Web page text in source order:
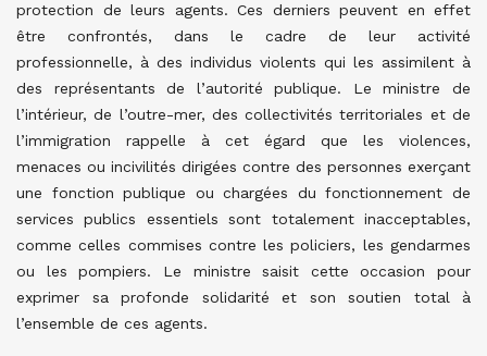
protection de leurs agents. Ces derniers peuvent en effet
être confrontés, dans le cadre de leur activité
professionnelle, à des individus violents qui les assimilent à
des représentants de l’autorité publique. Le ministre de
l’intérieur, de l’outre-mer, des collectivités territoriales et de
l’immigration rappelle à cet égard que les violences,
menaces ou incivilités dirigées contre des personnes exerçant
une fonction publique ou chargées du fonctionnement de
services publics essentiels sont totalement inacceptables,
comme celles commises contre les policiers, les gendarmes
ou les pompiers. Le ministre saisit cette occasion pour
exprimer sa profonde solidarité et son soutien total à
l’ensemble de ces agents.